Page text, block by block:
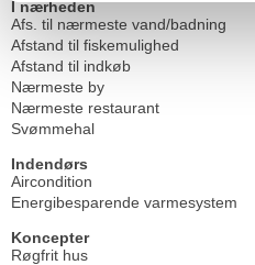
I nærheden
Afs. til nærmeste vand/badning
Afstand til fiskemulighed
Afstand til indkøb
Nærmeste by
Nærmeste restaurant
Svømmehal
Indendørs
Aircondition
Energibesparende varmesystem
Koncepter
Røgfrit hus